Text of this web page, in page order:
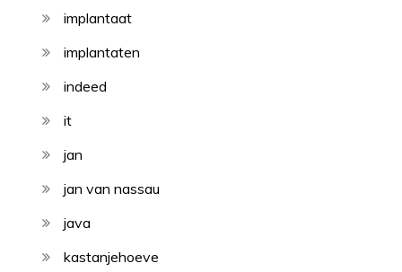
implantaat
implantaten
indeed
it
jan
jan van nassau
java
kastanjehoeve